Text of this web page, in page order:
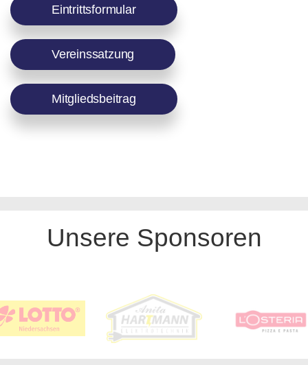
Eintrittsformular
Vereinssatzung
Mitgliedsbeitrag
Unsere Sponsoren